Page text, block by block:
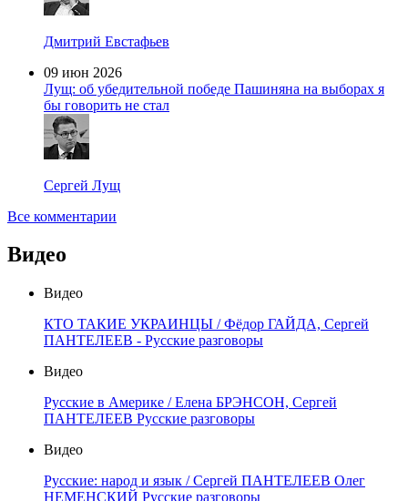
Дмитрий Евстафьев
09 июн 2026
Лущ: об убедительной победе Пашиняна на выборах я
бы говорить не стал
Сергей Лущ
Все комментарии
Видео
Видео
КТО ТАКИЕ УКРАИНЦЫ / Фёдор ГАЙДА, Сергей
ПАНТЕЛЕЕВ - Русские разговоры
Видео
Русские в Америке / Елена БРЭНСОН, Сергей
ПАНТЕЛЕЕВ Русские разговоры
Видео
Русские: народ и язык / Сергей ПАНТЕЛЕЕВ Олег
НЕМЕНСКИЙ Русские разговоры